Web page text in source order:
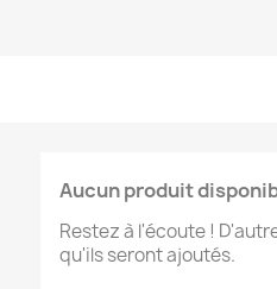
Aucun produit
Restez à l'écoute !
qu'ils seront ajoutés.